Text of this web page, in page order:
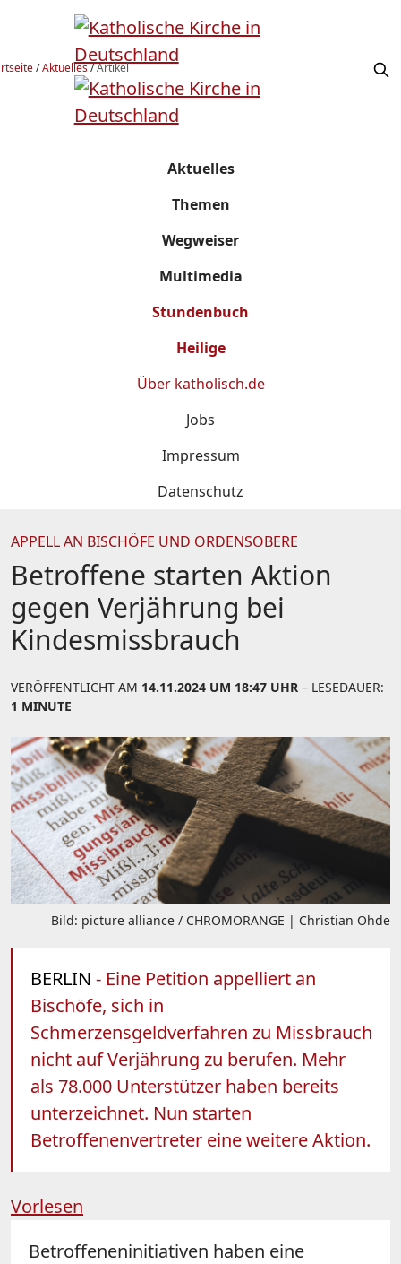
/Aktuelles/Artikel
Aktuelles
Themen
Wegweiser
Multimedia
Stundenbuch
Heilige
Über katholisch.de
Jobs
Impressum
Datenschutz
APPELL AN BISCHÖFE UND ORDENSOBERE
Betroffene starten Aktion
gegen Verjährung bei
Kindesmissbrauch
VERÖFFENTLICHT AM 14.11.2024 UM 18:47 UHR – LESEDAUER:
1 MINUTE
Bild: picture alliance / CHROMORANGE | Christian Ohde
BERLIN - Eine Petition appelliert an
Bischöfe, sich in
Schmerzensgeldverfahren zu Missbrauch
nicht auf Verjährung zu berufen. Mehr
als 78.000 Unterstützer haben bereits
unterzeichnet. Nun starten
Betroffenenvertreter eine weitere Aktion.
Vorlesen
Betroffeneninitiativen haben eine